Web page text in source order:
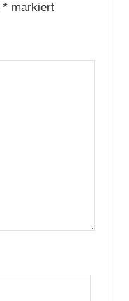
*markiert